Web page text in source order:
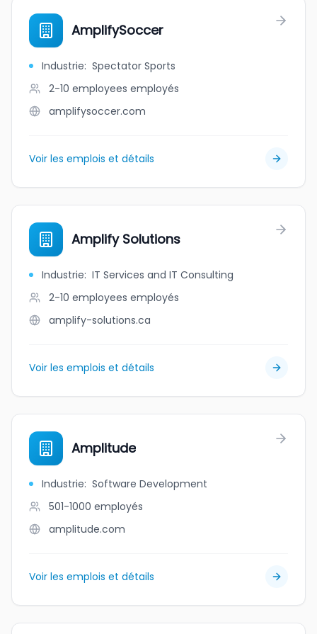
AmplifySoccer
Industrie: Spectator Sports
2-10 employees employés
amplifysoccer.com
Voir les emplois et détails
Amplify Solutions
Industrie: IT Services and IT Consulting
2-10 employees employés
amplify-solutions.ca
Voir les emplois et détails
Amplitude
Industrie: Software Development
501-1000 employés
amplitude.com
Voir les emplois et détails